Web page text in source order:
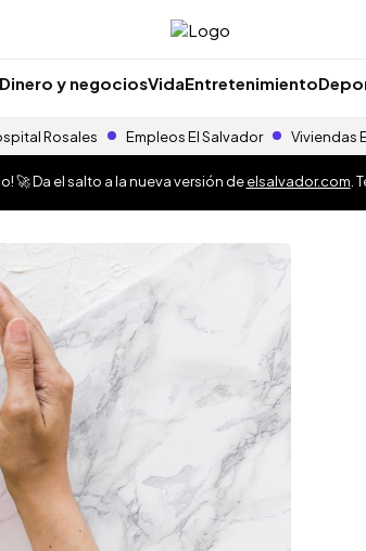
Dinero y negociosVidaEntretenimiento
Rosales Empleos El Salvador Viviendas
🚀 Da el salto a la nueva versión deelsalvador.com .